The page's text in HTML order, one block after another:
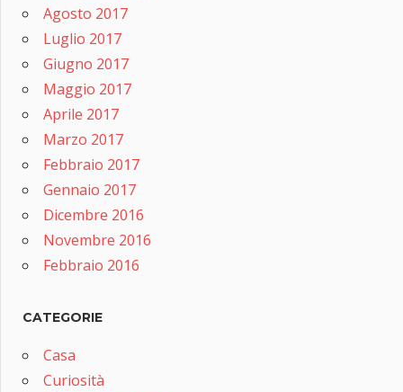
Agosto 2017
Luglio 2017
Giugno 2017
Maggio 2017
Aprile 2017
Marzo 2017
Febbraio 2017
Gennaio 2017
Dicembre 2016
Novembre 2016
Febbraio 2016
CATEGORIE
Casa
Curiosità